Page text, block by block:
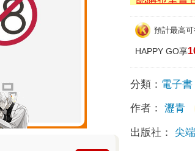
預計最高
HAPPY GO享
分類： 電子書
作者： 瀝青
出版社： 尖